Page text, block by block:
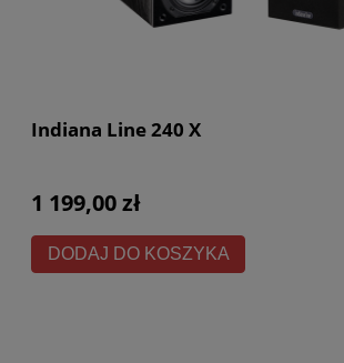
Indiana Line 240 X
1 199,00 zł
DODAJ DO KOSZYKA